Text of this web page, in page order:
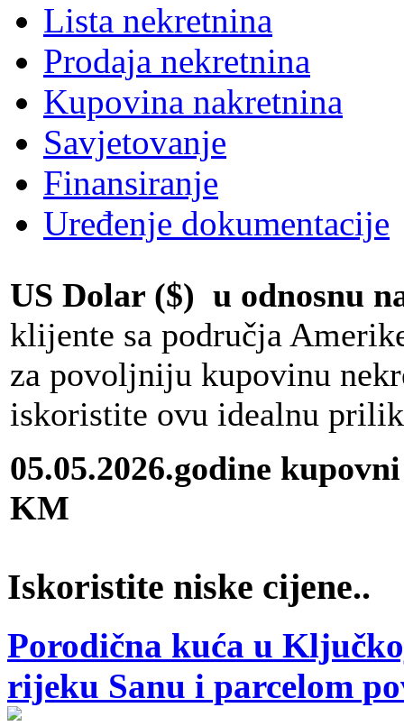
Lista nekretnina
Prodaja nekretnina
Kupovina nakretnina
Savjetovanje
Finansiranje
Uređenje dokumentacije
US Dolar ($) u odnosnu
klijente sa područja
za povoljniju kupovinu
iskoristite ovu idealnu
05.05.2026.godine
KM
Iskoristite niske cijene..
Porodična kuća u
rijeku Sanu i parcelom